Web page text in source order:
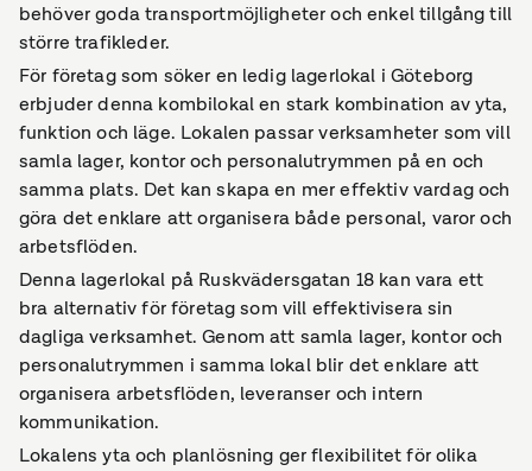
behöver goda transportmöjligheter och enkel tillgång till
större trafikleder.
För företag som söker en ledig lagerlokal i Göteborg
erbjuder denna kombilokal en stark kombination av yta,
funktion och läge. Lokalen passar verksamheter som vill
samla lager, kontor och personalutrymmen på en och
samma plats. Det kan skapa en mer effektiv vardag och
göra det enklare att organisera både personal, varor och
arbetsflöden.
Denna lagerlokal på Ruskvädersgatan 18 kan vara ett
bra alternativ för företag som vill effektivisera sin
dagliga verksamhet. Genom att samla lager, kontor och
personalutrymmen i samma lokal blir det enklare att
organisera arbetsflöden, leveranser och intern
kommunikation.
Lokalens yta och planlösning ger flexibilitet för olika